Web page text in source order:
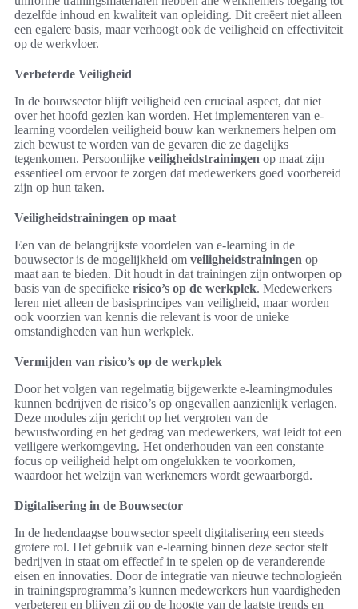
dezelfde inhoud en kwaliteit van opleiding. Dit creëert niet alleen
een egalere basis, maar verhoogt ook de veiligheid en effectiviteit
op de werkvloer.
Verbeterde Veiligheid
In de bouwsector blijft veiligheid een cruciaal aspect, dat niet
over het hoofd gezien kan worden. Het implementeren van e-
learning voordelen veiligheid bouw kan werknemers helpen om
zich bewust te worden van de gevaren die ze dagelijks
tegenkomen. Persoonlijke veiligheidstrainingen op maat zijn
essentieel om ervoor te zorgen dat medewerkers goed voorbereid
zijn op hun taken.
Veiligheidstrainingen op maat
Een van de belangrijkste voordelen van e-learning in de
bouwsector is de mogelijkheid om veiligheidstrainingen op
maat aan te bieden. Dit houdt in dat trainingen zijn ontworpen op
basis van de specifieke risico’s op de werkplek. Medewerkers
leren niet alleen de basisprincipes van veiligheid, maar worden
ook voorzien van kennis die relevant is voor de unieke
omstandigheden van hun werkplek.
Vermijden van risico’s op de werkplek
Door het volgen van regelmatig bijgewerkte e-learningmodules
kunnen bedrijven de risico’s op ongevallen aanzienlijk verlagen.
Deze modules zijn gericht op het vergroten van de
bewustwording en het gedrag van medewerkers, wat leidt tot een
veiligere werkomgeving. Het onderhouden van een constante
focus op veiligheid helpt om ongelukken te voorkomen,
waardoor het welzijn van werknemers wordt gewaarborgd.
Digitalisering in de Bouwsector
In de hedendaagse bouwsector speelt digitalisering een steeds
grotere rol. Het gebruik van e-learning binnen deze sector stelt
bedrijven in staat om effectief in te spelen op de veranderende
eisen en innovaties. Door de integratie van nieuwe technologieën
in trainingsprogramma’s kunnen medewerkers hun vaardigheden
verbeteren en blijven zij op de hoogte van de laatste trends en